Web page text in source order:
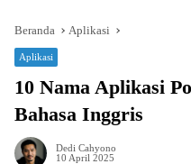
Beranda Aplikasi
Aplikasi
10 Nama Aplikasi
Bahasa Inggris
Dedi Cahyono
10 April 2025